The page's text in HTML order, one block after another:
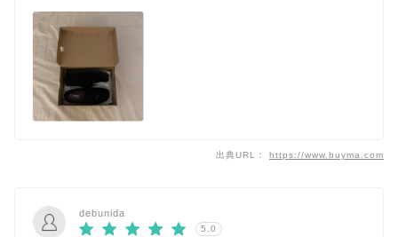
出典URL： https://www.buyma.com
debunida
5.0